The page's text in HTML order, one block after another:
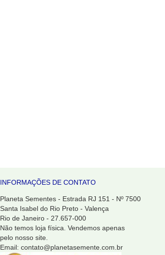
INFORMAÇÕES DE CONTATO
Planeta Sementes - Estrada RJ 151 - Nº 7500
Santa Isabel do Rio Preto - Valença
Rio de Janeiro - 27.657-000
Não temos loja física. Vendemos apenas
pelo nosso site.
Email: contato@planetasemente.com.br